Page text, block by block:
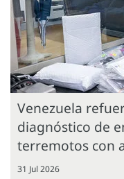
Venezuela
diagnóstico de
terremotos con
31 Jul 2026